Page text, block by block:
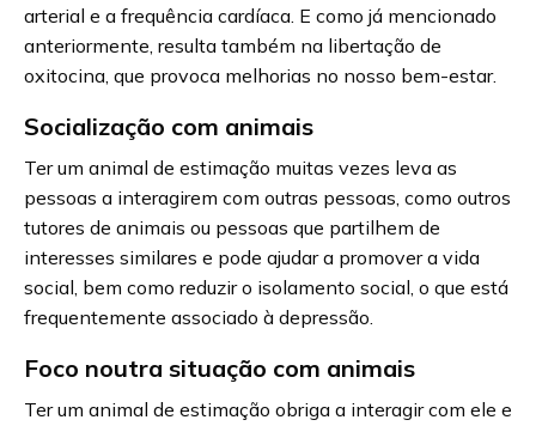
arterial e a frequência cardíaca. E como já mencionado
anteriormente, resulta também na libertação de
oxitocina, que provoca melhorias no nosso bem-estar.
Socialização com animais
Ter um animal de estimação muitas vezes leva as
pessoas a interagirem com outras pessoas, como outros
tutores de animais ou pessoas que partilhem de
interesses similares e pode ajudar a promover a vida
social, bem como reduzir o isolamento social, o que está
frequentemente associado à depressão.
Foco noutra situação com animais
Ter um animal de estimação obriga a interagir com ele e